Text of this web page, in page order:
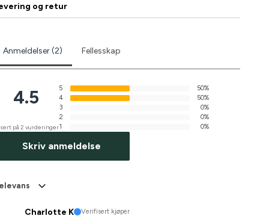
og retur
Anmeldelser (2) Fellesskap
4.5
på 2 vurderinger
5
50%
4
50%
3
0%
2
0%
1
0%
Skriv anmeldelse
Charlotte K
Verifisert kjøper